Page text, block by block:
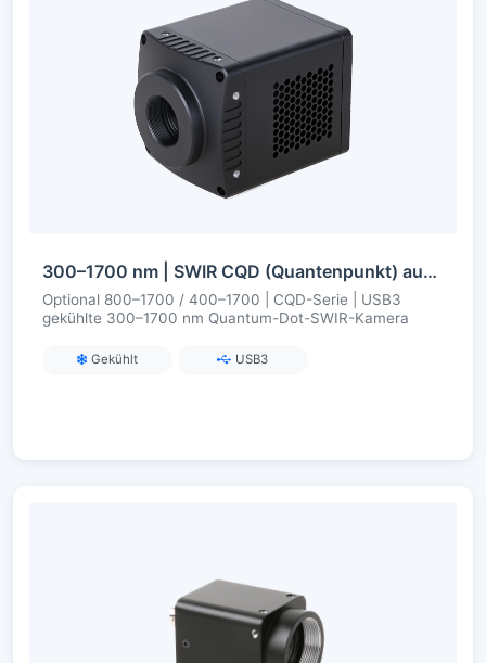
300–1700 nm | SWIR CQD (Quantenpunkt) aus chinesischer Fertigung | USB3 | Gekühlt | SWIR-Kamera
Optional 800–1700 / 400–1700 | CQD-Serie | USB3
gekühlte 300–1700 nm Quantum-Dot-SWIR-Kamera
Gekühlt USB3